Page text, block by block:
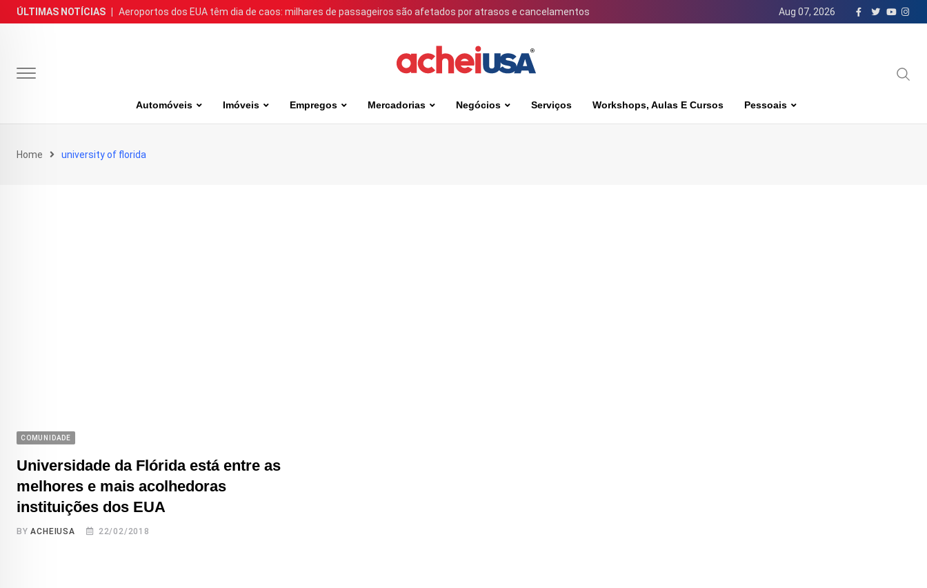
Skip
to
ÚLTIMAS NOTÍCIAS Aeroportos dos EUA têm dia de caos: milhares de passageiros são afetados por atrasos e cancelamentos Aug 07, 2026
Automóveis Imóveis Empregos Mercadorias Negócios Serviços Workshops, Aulas E Cursos Pessoais
Home university of florida
COMUNIDADE
Universidade da Flórida está entre as
melhores e mais acolhedoras
instituições dos EUA
BYACHEIUSA 22/02/2018